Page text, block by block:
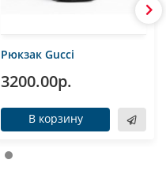
Рюкзак Gucci
3200.00р.
В корзину